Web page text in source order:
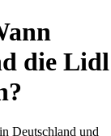
die Lidl
Deutschland und